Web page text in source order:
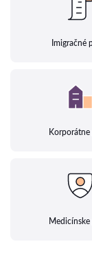
Imigračné
Korporátne
Medicínske